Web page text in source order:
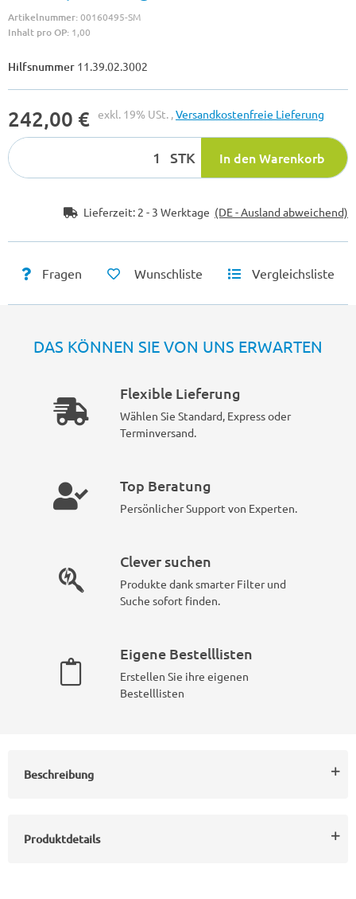
Artikelnummer:00160495-SM
Inhalt pro OP: 1,00
Hilfsnummer 11.39.02.3002
242,00 € exkl. 19% USt. ,Versandkostenfreie Lieferung
STK In den Warenkorb
Lieferzeit: 2 - 3 Werktage (DE - Ausland abweichend)
Fragen Wunschliste Vergleichsliste
DAS KÖNNEN SIE VON UNS ERWARTEN
Flexible Lieferung
Wählen Sie Standard, Express oder
Terminversand.
Top Beratung
Persönlicher Support von Experten.
Clever suchen
Produkte dank smarter Filter und
Suche sofort finden.
Eigene Bestelllisten
Erstellen Sie ihre eigenen
Bestelllisten
Beschreibung
Produktdetails